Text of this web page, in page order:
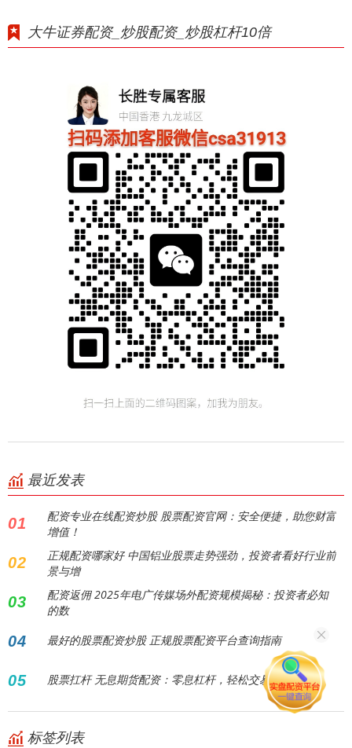
大牛证券配资_炒股配资_炒股杠杆10倍
最近发表
01
配资专业在线配资炒股 股票配资官网：安全便捷，助您财富
增值！
02
正规配资哪家好 中国铝业股票走势强劲，投资者看好行业前
景与增
03
配资返佣 2025年电广传媒场外配资规模揭秘：投资者必知
的数
04 最好的股票配资炒股 正规股票配资平台查询指南
05 股票扛杆 无息期货配资：零息杠杆，轻松交易！
标签列表